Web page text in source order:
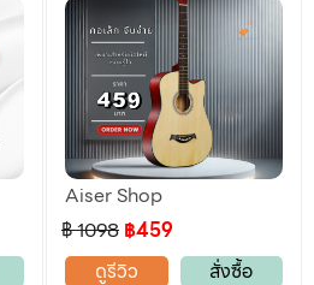
Aiser Shop
฿ 1098 ฿459
ดูรีวิว
สั่งซื้อ